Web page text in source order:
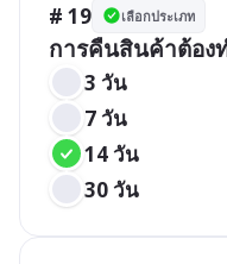
# 19 เลือกประเภท
การคืนสินค้าต้อง
3 วัน
7 วัน
14 วัน
30 วัน